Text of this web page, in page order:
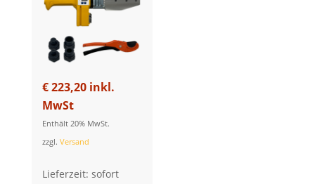
€223,20 inkl.
MwSt
Enthält 20% MwSt.
zzgl. Versand
Lieferzeit: sofort